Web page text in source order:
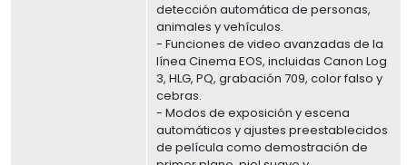
detección automática de personas,
animales y vehículos.
- Funciones de video avanzadas de la
línea Cinema EOS, incluidas Canon Log
3, HLG, PQ, grabación 709, color falso y
cebras.
- Modos de exposición y escena
automáticos y ajustes preestablecidos
de película como demostración de